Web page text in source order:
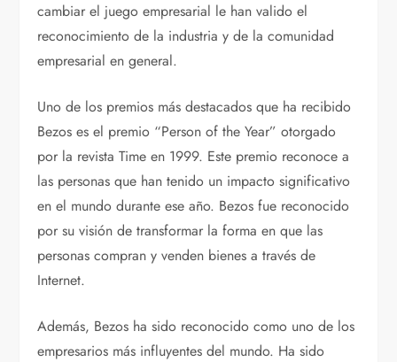
cambiar el juego empresarial le han valido el
reconocimiento de la industria y de la comunidad
empresarial en general.
Uno de los premios más destacados que ha recibido
Bezos es el premio “Person of the Year” otorgado
por la revista Time en 1999. Este premio reconoce a
las personas que han tenido un impacto significativo
en el mundo durante ese año. Bezos fue reconocido
por su visión de transformar la forma en que las
personas compran y venden bienes a través de
Internet.
Además, Bezos ha sido reconocido como uno de los
empresarios más influyentes del mundo. Ha sido